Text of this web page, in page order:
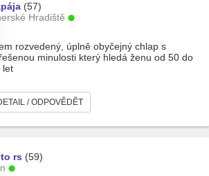
(57)
Hradiště
rozvedený, úplně obyčejný chlap s
minulosti který hledá ženu od 50 do
let
/ ODPOVĚDĚT
rs (59)